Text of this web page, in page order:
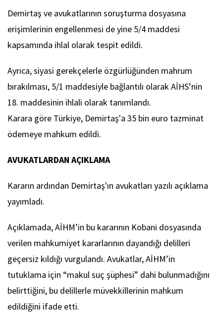
Demirtaş ve avukatlarının soruşturma dosyasına
erişimlerinin engellenmesi de yine 5/4 maddesi
kapsamında ihlal olarak tespit edildi.
Ayrıca, siyasi gerekçelerle özgürlüğünden mahrum
bırakılması, 5/1 maddesiyle bağlantılı olarak AİHS’nin
18. maddesinin ihlali olarak tanımlandı.
Karara göre Türkiye, Demirtaş'a 35 bin euro tazminat
ödemeye mahkum edildi.
AVUKATLARDAN AÇIKLAMA
Kararın ardından Demirtaş'ın avukatları yazılı açıklama
yayımladı.
Açıklamada, AİHM’in bu kararının Kobani dosyasında
verilen mahkumiyet kararlarının dayandığı delilleri
geçersiz kıldığı vurgulandı. Avukatlar, AİHM’in
tutuklama için “makul suç şüphesi” dahi bulunmadığını
belirttiğini, bu delillerle müvekkillerinin mahkum
edildiğini ifade etti.